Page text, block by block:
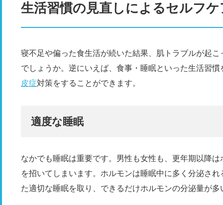
生活習慣の見直しによるセルフケ
寝不足や偏った食生活が続いた結果、肌トラブルが起
でしょうか。逆にいえば、食事・睡眠といった生活習
皮症対策をすることができます。
適度な睡眠
なかでも睡眠は重要です。男性も女性も、更年期以降
を招いてしまいます。ホルモンは睡眠中に多く分泌さ
た適切な睡眠を取り、できるだけホルモンの分泌量が